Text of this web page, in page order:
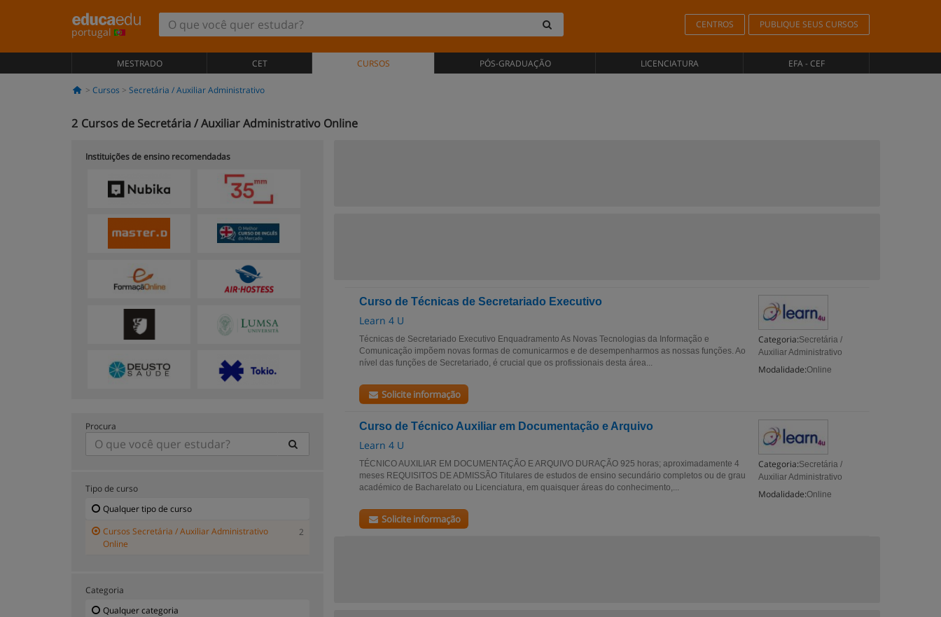
portugal
CENTROS PUBLIQUE SEUS CURSOS
MESTRADO CET CURSOS PÓS-GRADUAÇÃO LICENCIATURA EFA - CEF
Cursos Secretária / Auxiliar Administrativo
2 Cursos de Secretária / Auxiliar Administrativo Online
Curso de Técnicas de Secretariado Executivo
Learn 4 U
Categoria:Secretária /
Auxiliar Administrativo
Modalidade:Online
Técnicas de Secretariado Executivo Enquadramento As Novas Tecnologias da Informação e
Comunicação impõem novas formas de comunicarmos e de desempenharmos as nossas funções. Ao
nível das funções de Secretariado, é crucial que os profissionais desta área...
Solicite informação
Curso de Técnico Auxiliar em Documentação e Arquivo
Learn 4 U
Categoria:Secretária /
Auxiliar Administrativo
Modalidade:Online
TÉCNICO AUXILIAR EM DOCUMENTAÇÃO E ARQUIVO DURAÇÃO 925 horas; aproximadamente 4
meses REQUISITOS DE ADMISSÃO Titulares de estudos de ensino secundário completos ou de grau
académico de Bacharelato ou Licenciatura, em quaisquer áreas do conhecimento,...
Solicite informação
Instituições de ensino recomendadas
Procura
Tipo de curso
Qualquer tipo de curso
Cursos Secretária / Auxiliar Administrativo
Online
2
Categoria
Qualquer categoria